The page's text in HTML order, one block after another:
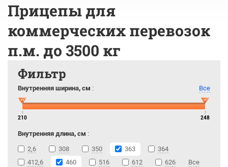
Прицепы для
коммерческих перевозок
п.м. до 3500 кг
Фильтр
Внутренняя ширина, см : Все
210 248
Внутренняя длина, см :
2,6
308 350 363
364
412,6
460 516 612 626 Все